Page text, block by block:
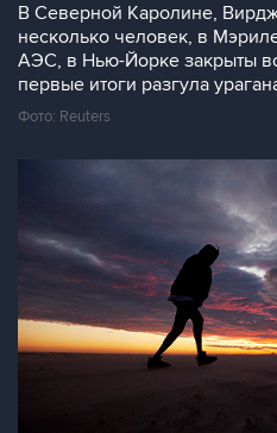
В Северной Каролине,
несколько человек, в
АЭС, в Нью-Йорке закрыты
первые итоги разгула
Фото: Reuters